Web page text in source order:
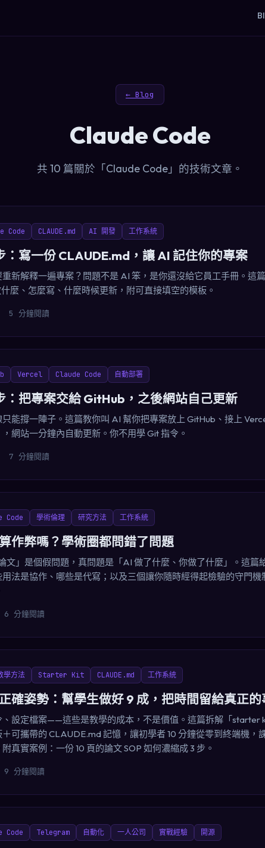
← Blog
Claude Code
共 10 篇關於「Claude Code」的技術文章。
Code CLAUDE.md AI 開發 工作系統
：寫一份 CLAUDE.md，讓 AI 記住你的專案
新解釋一遍專案？問題不是 AI 笨，是你還沒給它員工手冊。這
麼、怎麼寫、什麼時候更新，附可直接填空的模板。
5 分鐘閱讀
Vercel Claude Code 自動部署
：把專案交給 GitHub，之後網站自己更新
能撐一陣子。這篇教你叫 AI 幫你把專案放上 GitHub、接上
網站一分鐘內自動更新。你不用學 Git 指令。
7 分鐘閱讀
Code 學術倫理 研究方法 工作系統
作弊嗎？學術圈都問錯了問題
文」是個假問題，真問題是「AI 做了什麼、你做了什麼」。這篇
法是協作、哪些是代寫；以及三個讓你隨時經得起檢驗的守門
6 分鐘閱讀
學方法 Starter Kit CLAUDE.md 工作系統
確姿勢：幫學生做好 9 成，把時間留給真正的
、設定檔案——這些是教學的成本，不是價值。這篇拆解「starter
可攜帶的 CLAUDE.md 記憶，讓初學者 10 分鐘從零到終端機，
真實案例：一份 10 頁的論文 SOP 如何濃縮成 3 步。
9 分鐘閱讀
Code Telegram 自動化 一人公司 實戰經驗 開源